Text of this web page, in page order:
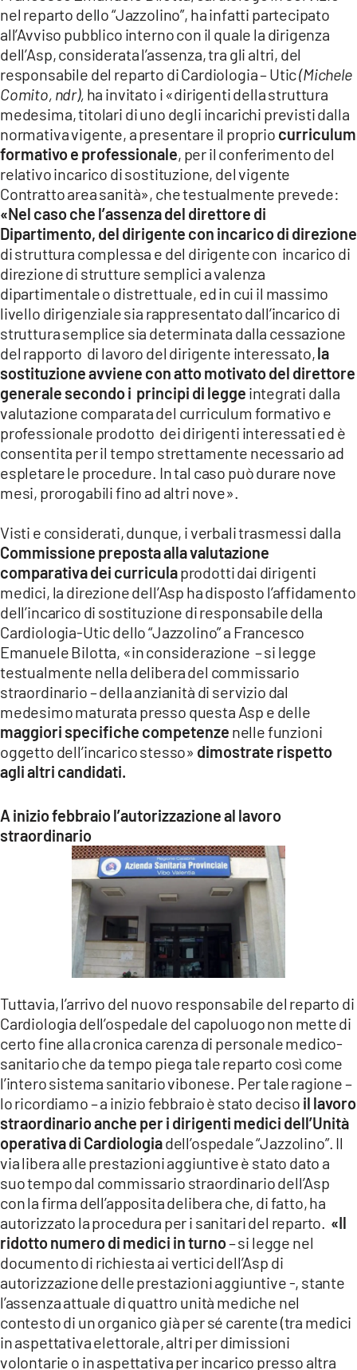
nel reparto dello “Jazzolino”, ha infatti partecipato
all’Avviso pubblico interno con il quale la dirigenza
dell’Asp, considerata l’assenza, tra gli altri, del
responsabile del reparto di Cardiologia – Utic(Michele
Comito, ndr), ha invitato i «dirigenti della struttura
medesima, titolari di uno degli incarichi previsti dalla
normativa vigente, a presentare il proprio curriculum
formativo e professionale, per il conferimento del
relativo incarico di sostituzione, del vigente
Contratto area sanità», che testualmente prevede:
«Nel caso che l’assenza del direttore di
Dipartimento, del dirigente con incarico di direzione
di struttura complessa e del dirigente con incarico di
direzione di strutture semplici a valenza
dipartimentale o distrettuale, ed in cui il massimo
livello dirigenziale sia rappresentato dall’incarico di
struttura semplice sia determinata dalla cessazione
del rapporto di lavoro del dirigente interessato,la
sostituzione avviene con atto motivato del direttore
generale secondo i principi di legge integrati dalla
valutazione comparata del curriculum formativo e
professionale prodotto dei dirigenti interessati ed è
consentita per il tempo strettamente necessario ad
espletare le procedure. In tal caso può durare nove
mesi, prorogabili fino ad altri nove».
Visti e considerati, dunque, i verbali trasmessi dalla
Commissione preposta alla valutazione
comparativa dei curriculaprodotti dai dirigenti
medici, la direzione dell’Asp ha disposto l’affidamento
dell’incarico di sostituzione di responsabile della
Cardiologia-Utic dello “Jazzolino” a Francesco
Emanuele Bilotta, «in considerazione – si legge
testualmente nella delibera del commissario
straordinario – della anzianità di servizio dal
medesimo maturata presso questa Asp e delle
maggiori specifiche competenze nelle funzioni
oggetto dell’incarico stesso» dimostrate rispetto
agli altri candidati.
A inizio febbraio l’autorizzazione al lavoro
straordinario
Tuttavia, l’arrivo del nuovo responsabile del reparto di
Cardiologia dell’ospedale del capoluogo non mette di
certo fine alla cronica carenza di personale medico-
sanitario che da tempo piega tale reparto così come
l’intero sistema sanitario vibonese. Per tale ragione –
lo ricordiamo – a inizio febbraio è stato deciso il lavoro
straordinario anche per i dirigenti medici dell’Unità
operativa di Cardiologiadell’ospedale “Jazzolino”. Il
via libera alle prestazioni aggiuntive è stato dato a
suo tempo dal commissario straordinario dell’Asp
con la firma dell’apposita delibera che, di fatto, ha
autorizzato la procedura per i sanitari del reparto. «Il
ridotto numero di medici in turno– si legge nel
documento di richiesta ai vertici dell’Asp di
autorizzazione delle prestazioni aggiuntive -, stante
l’assenza attuale di quattro unità mediche nel
contesto di un organico già per sé carente (tra medici
in aspettativa elettorale, altri per dimissioni
volontarie o in aspettativa per incarico presso altra